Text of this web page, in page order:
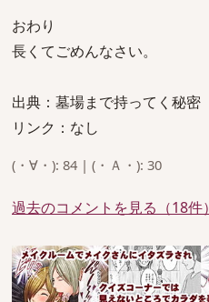
おわり
長くてごめんなさい。
出典：墓場まで持ってく秘密
リンク：なし
(・∀・): 84 | (・Ａ・): 30
過去のコメントを見る（18件）